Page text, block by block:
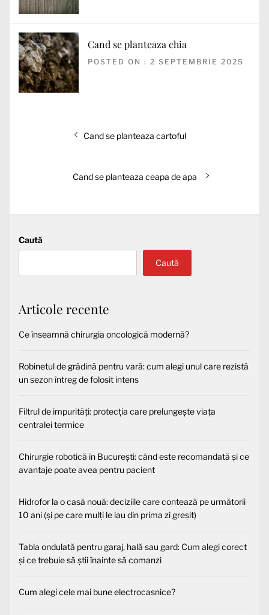
Cand se planteaza chia
POSTED ON : 2 SEPTEMBRIE 2025
Articolul
Cand se planteaza cartoful
Articolul
Cand se planteaza ceapa de apa
Caută
Caută
Articole recente
Ce înseamnă chirurgia oncologică modernă?
Robinetul de grădină pentru vară: cum alegi unul care rezistă
un sezon întreg de folosit intens
Filtrul de impurități: protecția care prelungește viața
centralei termice
Chirurgie robotică în București: când este recomandată și ce
avantaje poate avea pentru pacient
Hidrofor la o casă nouă: deciziile care contează pe următorii
10 ani (și pe care mulți le iau din prima zi greșit)
Tabla ondulată pentru garaj, hală sau gard: Cum alegi corect
și ce trebuie să știi înainte să comanzi
Cum alegi cele mai bune electrocasnice?